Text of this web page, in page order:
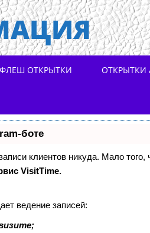
ОТКРЫТКИ
боте
клиентов никуда. Мало
VisitTime.
ведение записей: